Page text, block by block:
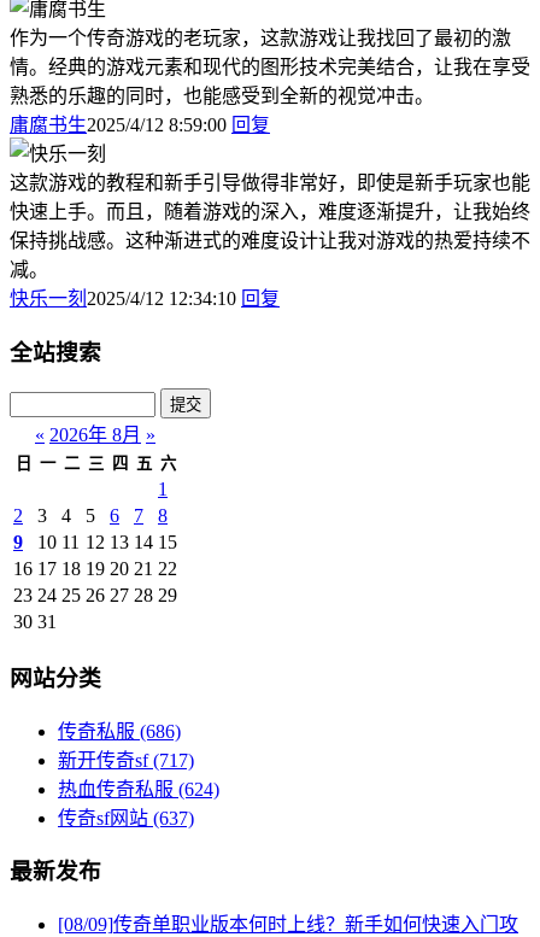
作为一个传奇游戏的老玩家，这款游戏让我找回了最初的激
情。经典的游戏元素和现代的图形技术完美结合，让我在享受
熟悉的乐趣的同时，也能感受到全新的视觉冲击。
庸腐书生2025/4/12 8:59:00 回复
这款游戏的教程和新手引导做得非常好，即使是新手玩家也能
快速上手。而且，随着游戏的深入，难度逐渐提升，让我始终
保持挑战感。这种渐进式的难度设计让我对游戏的热爱持续不
减。
快乐一刻 2025/4/12 12:34:10 回复
全站搜索
« 2026年 8月 »
日 一 二 三 四 五 六
1
2
3 4 5 6 7
8
9
10 11 12 13 14 15
16 17 18 19 20 21 22
23 24 25 26 27 28 29
30 31
网站分类
传奇私服 (686)
新开传奇sf(717)
热血传奇私服 (624)
传奇sf网站 (637)
最新发布
[08/09]传奇单职业版本何时上线？新手如何快速入门攻